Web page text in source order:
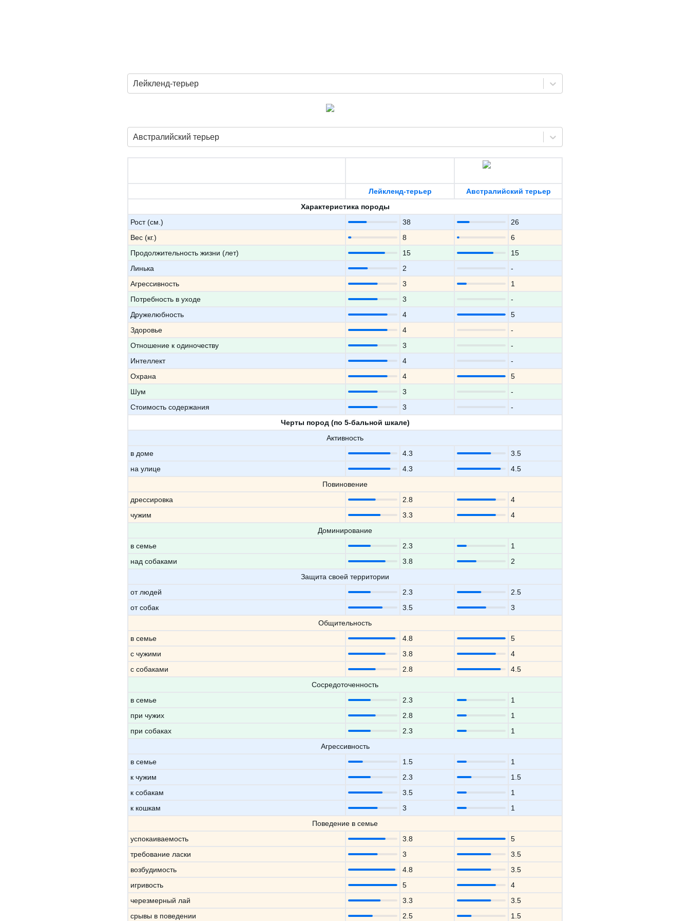
Лейкленд-терьер
Австралийский терьер
Лейкленд-терьер
Австралийский терьер
Характеристика породы
Рост (см.)
38
26
Вес (кг.)
8
6
Продолжительность жизни (лет)
15
15
Линька
2
-
Агрессивность
3
1
Потребность в уходе
3
-
Дружелюбность
4
5
Здоровье
4
-
Отношение к одиночеству
3
-
Интеллект
4
-
Охрана
4
5
Шум
3
-
Стоимость содержания
3
-
Черты пород (по 5-бальной шкале)
Активность
в доме
4.3
3.5
на улице
4.3
4.5
Повиновение
дрессировка
2.8
4
чужим
3.3
4
Доминирование
в семье
2.3
1
над собаками
3.8
2
Защита своей территории
от людей
2.3
2.5
от собак
3.5
3
Общительность
в семье
4.8
5
с чужими
3.8
4
с собаками
2.8
4.5
Сосредоточенность
в семье
2.3
1
при чужих
2.8
1
при собаках
2.3
1
Агрессивность
в семье
1.5
1
к чужим
2.3
1.5
к собакам
3.5
1
к кошкам
3
1
Поведение в семье
успокаиваемость
3.8
5
требование ласки
3
3.5
возбудимость
4.8
3.5
игривость
5
4
черезмерный лай
3.3
3.5
срывы в поведении
2.5
1.5